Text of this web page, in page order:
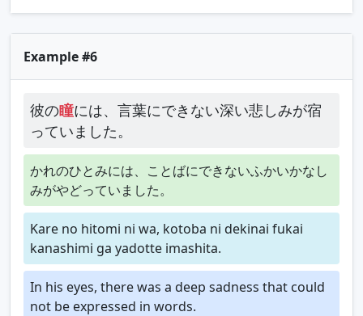
Example #6
彼の瞳には、言葉にできない深い悲しみが宿
っていました。
かれのひとみには、ことばにできないふかいかなし
みがやどっていました。
Kare no hitomi ni wa, kotoba ni dekinai fukai
kanashimi ga yadotte imashita.
In his eyes, there was a deep sadness that could
not be expressed in words.